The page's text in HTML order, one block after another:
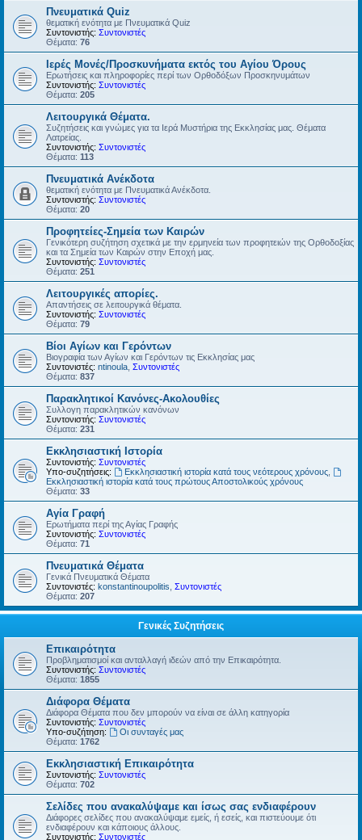
Πνευματικά Quiz
θεματική ενότητα με Πνευματικά Quiz
Συντονιστής: Συντονιστές
Θέματα: 76
Ιερές Μονές/Προσκυνήματα εκτός του Αγίου Όρους
Ερωτήσεις και πληροφορίες περί των Ορθοδόξων Προσκηνυμάτων
Συντονιστής: Συντονιστές
Θέματα: 205
Λειτουργικά Θέματα.
Συζητήσεις και γνώμες για τα Ιερά Μυστήρια της Εκκλησίας μας. Θέματα
Λατρείας.
Συντονιστής: Συντονιστές
Θέματα: 113
Πνευματικά Ανέκδοτα
θεματική ενότητα με Πνευματικά Ανέκδοτα.
Συντονιστής: Συντονιστές
Θέματα: 20
Προφητείες-Σημεία των Καιρών
Γενικότερη συζήτηση σχετικά με την ερμηνεία των προφητειών της Ορθοδοξίας
και τα Σημεία των Καιρών στην Εποχή μας.
Συντονιστής: Συντονιστές
Θέματα: 251
Λειτουργικές απορίες.
Απαντήσεις σε λειτουργικά θέματα.
Συντονιστής: Συντονιστές
Θέματα: 79
Βίοι Αγίων και Γερόντων
Βιογραφία των Αγίων και Γερόντων τις Εκκλησίας μας
Συντονιστές: ntinoula Συντονιστές
Θέματα: 837
Παρακλητικοί Κανόνες-Ακολουθίες
Συλλογη παρακλητικών κανόνων
Συντονιστής: Συντονιστές
Θέματα: 231
Εκκλησιαστική Ιστορία
Συντονιστής: Συντονιστές
Υπο-συζητήσεις:
Εκκλησιαστική ιστορία κατά τους νεότερους χρόνους,
Εκκλησιαστική ιστορία κατά τους πρώτους Αποστολικούς χρόνους
Θέματα: 33
Αγία Γραφή
Ερωτήματα περί της Αγίας Γραφής
Συντονιστής: Συντονιστές
Θέματα: 71
Πνευματικά Θέματα
Γενικά Πνευματικά Θέματα
Συντονιστές: konstantinoupolitis Συντονιστές
Θέματα: 207
Γενικές Συζητήσεις
Επικαιρότητα
Προβληματισμοί και ανταλλαγή ιδεών από την Επικαιρότητα.
Συντονιστής: Συντονιστές
Θέματα: 1855
Διάφορα Θέματα
Διάφορα Θέματα που δεν μπορούν να είναι σε άλλη κατηγορία
Συντονιστής: Συντονιστές
Υπο-συζήτηση:
Οι συνταγές μας
Θέματα: 1762
Εκκλησιαστική Επικαιρότητα
Συντονιστής: Συντονιστές
Θέματα: 702
Σελίδες που ανακαλύψαμε και ίσως σας ενδιαφέρουν
Διάφορες σελίδες που ανακαλύψαμε εμείς, ή εσείς, και πιστεύουμε ότι
ενδιαφέρουν και κάποιους άλλους.
Συντονιστής: Συντονιστές